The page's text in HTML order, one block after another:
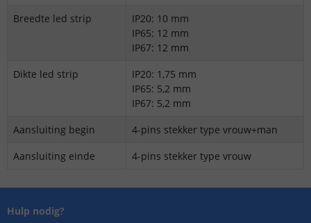
Breedte led strip
IP20: 10 mm
IP65: 12 mm
IP67: 12 mm
Dikte led strip
IP20: 1,75 mm
IP65: 5,2 mm
IP67: 5,2 mm
Aansluiting begin
4-pins stekker type vrouw+man
Aansluiting einde
4-pins stekker type vrouw
Hulp nodig?